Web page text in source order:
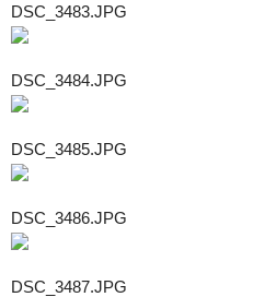
DSC_3483.JPG
DSC_3484.JPG
DSC_3485.JPG
DSC_3486.JPG
DSC_3487.JPG